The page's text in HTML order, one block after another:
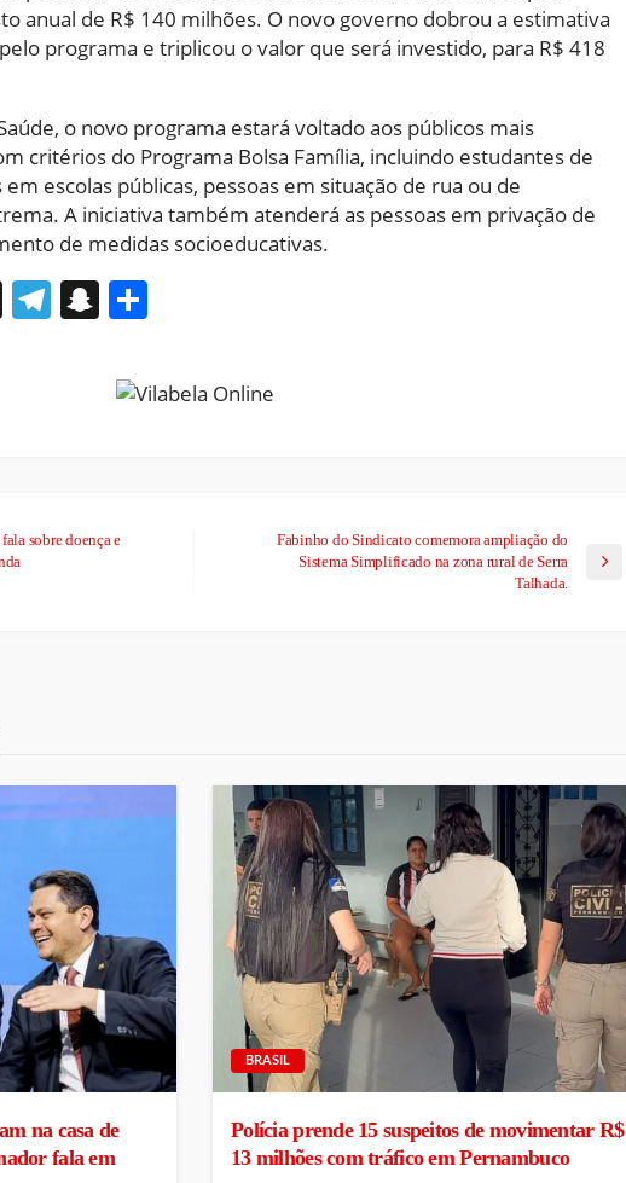
anual de R$ 140 milhões. O novo governo dobrou a estimativa
programa e triplicou o valor que será investido, para R$ 418
o novo programa estará voltado aos públicos mais
critérios do Programa Bolsa Família, incluindo estudantes de
escolas públicas, pessoas em situação de rua ou de
A iniciativa também atenderá as pessoas em privação de
de medidas socioeducativas.
X Telegram
Snapchat
sobre doença e
Fabinho do Sindicato comemora ampliação do
Sistema Simplificado na zona rural de Serra
Talhada.
na casa de
fala em
BRASIL
Polícia prende 15 suspeitos de movimentar R$
13 milhões com tráfico em Pernambuco